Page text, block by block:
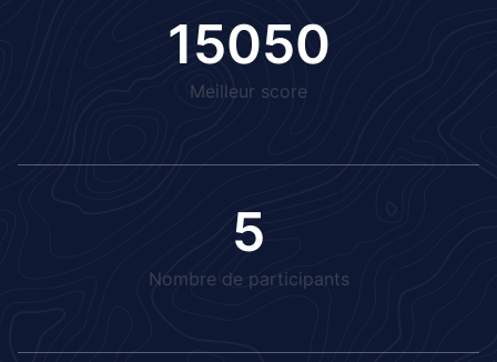
15050
Meilleur score
5
Nombre de participants